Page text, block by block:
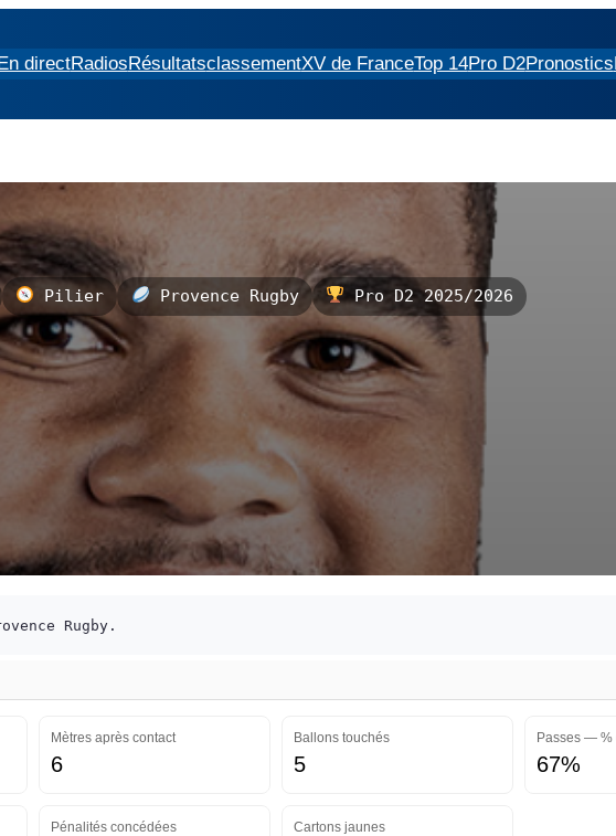
directRadiosRésultatsclassementXV de FranceTop 14Pro D2Pronostics
Pilier Provence Rugby Pro D2 2025/2026
Rugby.
Mètres après contact
6
Ballons touchés
5
Passes — %
67%
Pénalités concédées Cartons jaunes